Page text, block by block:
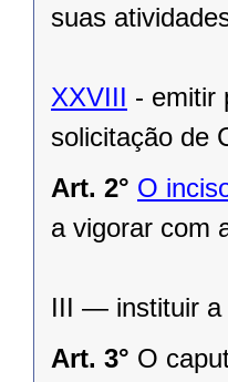
suas
XXVIII - emitir
solicitação de
Art. 2° O
a vigorar com
III — instituir a
Art. 3° O